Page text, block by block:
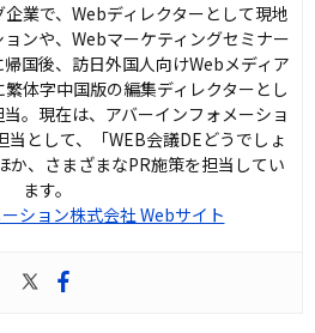
業で、Webディレクターとして現地
ンや、Webマーケティングセミナー
国後、訪日外国人向けWebメディア
体字中国版の編集ディレクターとし
。現在は、アバーインフォメーショ
当として、「WEB会議DEどうでしょ
か、さまざまなPR施策を担当してい
ます。
ション株式会社 Webサイト